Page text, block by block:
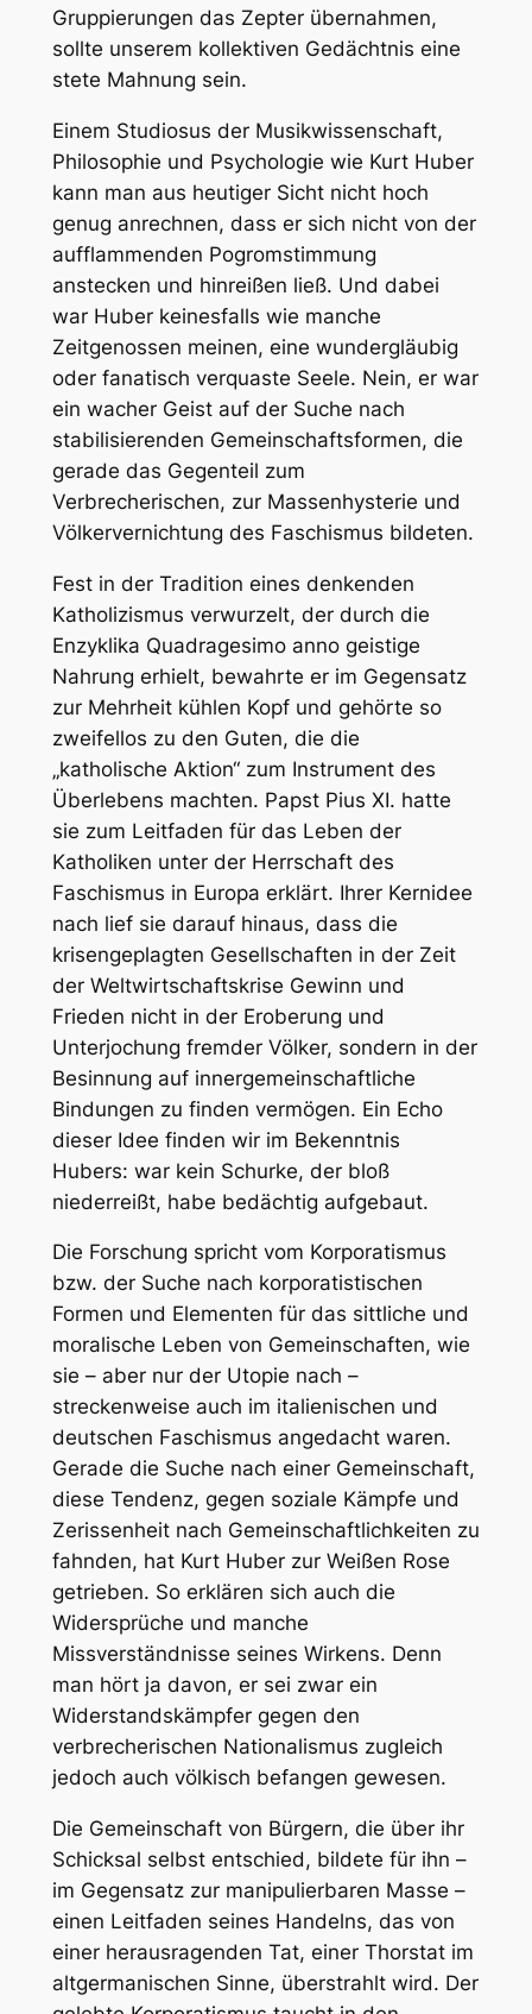
Gruppierungen das Zepter übernahmen,
sollte unserem kollektiven Gedächtnis eine
stete Mahnung sein.
Einem Studiosus der Musikwissenschaft,
Philosophie und Psychologie wie Kurt Huber
kann man aus heutiger Sicht nicht hoch
genug anrechnen, dass er sich nicht von der
aufflammenden Pogromstimmung
anstecken und hinreißen ließ. Und dabei
war Huber keinesfalls wie manche
Zeitgenossen meinen, eine wundergläubig
oder fanatisch verquaste Seele. Nein, er war
ein wacher Geist auf der Suche nach
stabilisierenden Gemeinschaftsformen, die
gerade das Gegenteil zum
Verbrecherischen, zur Massenhysterie und
Völkervernichtung des Faschismus bildeten.
Fest in der Tradition eines denkenden
Katholizismus verwurzelt, der durch die
Enzyklika Quadragesimo anno geistige
Nahrung erhielt, bewahrte er im Gegensatz
zur Mehrheit kühlen Kopf und gehörte so
zweifellos zu den Guten, die die
„katholische Aktion“ zum Instrument des
Überlebens machten. Papst Pius XI. hatte
sie zum Leitfaden für das Leben der
Katholiken unter der Herrschaft des
Faschismus in Europa erklärt. Ihrer Kernidee
nach lief sie darauf hinaus, dass die
krisengeplagten Gesellschaften in der Zeit
der Weltwirtschaftskrise Gewinn und
Frieden nicht in der Eroberung und
Unterjochung fremder Völker, sondern in der
Besinnung auf innergemeinschaftliche
Bindungen zu finden vermögen. Ein Echo
dieser Idee finden wir im Bekenntnis
Hubers: war kein Schurke, der bloß
niederreißt, habe bedächtig aufgebaut.
Die Forschung spricht vom Korporatismus
bzw. der Suche nach korporatistischen
Formen und Elementen für das sittliche und
moralische Leben von Gemeinschaften, wie
sie – aber nur der Utopie nach –
streckenweise auch im italienischen und
deutschen Faschismus angedacht waren.
Gerade die Suche nach einer Gemeinschaft,
diese Tendenz, gegen soziale Kämpfe und
Zerissenheit nach Gemeinschaftlichkeiten zu
fahnden, hat Kurt Huber zur Weißen Rose
getrieben. So erklären sich auch die
Widersprüche und manche
Missverständnisse seines Wirkens. Denn
man hört ja davon, er sei zwar ein
Widerstandskämpfer gegen den
verbrecherischen Nationalismus zugleich
jedoch auch völkisch befangen gewesen.
Die Gemeinschaft von Bürgern, die über ihr
Schicksal selbst entschied, bildete für ihn –
im Gegensatz zur manipulierbaren Masse –
einen Leitfaden seines Handelns, das von
einer herausragenden Tat, einer Thorstat im
altgermanischen Sinne, überstrahlt wird. Der